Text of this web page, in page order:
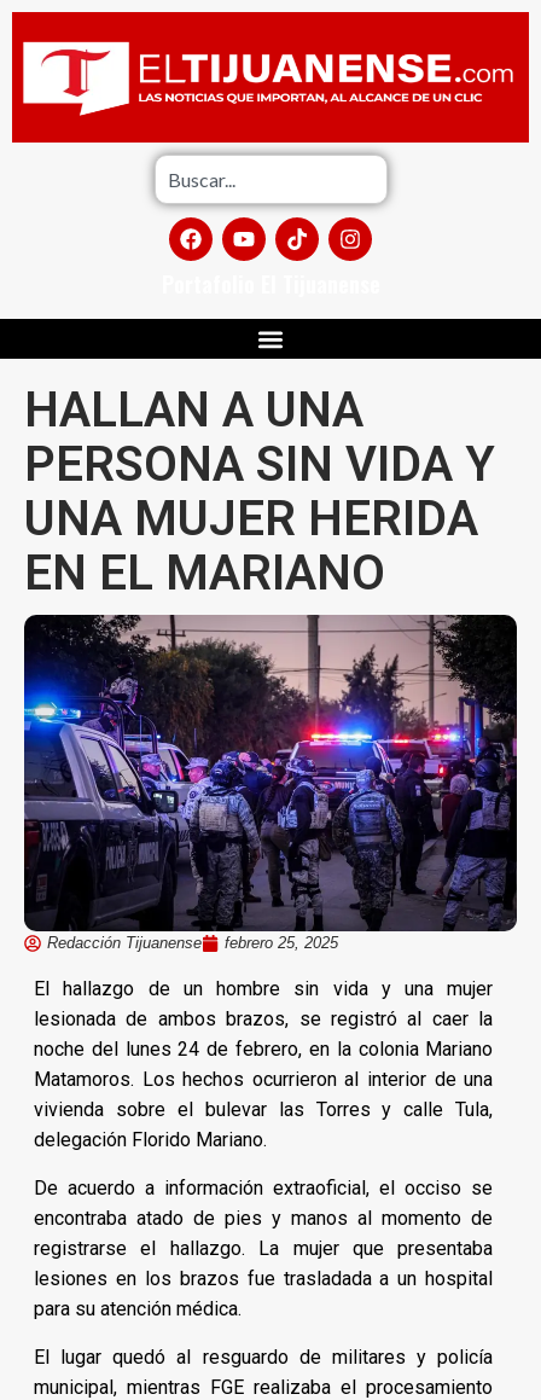
HALLAN A UNA
PERSONA SIN VIDA Y
UNA MUJER HERIDA
EN EL MARIANO
Redacción Tijuanense febrero 25, 2025
El hallazgo de un hombre sin vida y una mujer
lesionada de ambos brazos, se registró al caer la
noche del lunes 24 de febrero, en la colonia Mariano
Matamoros. Los hechos ocurrieron al interior de una
vivienda sobre el bulevar las Torres y calle Tula,
delegación Florido Mariano.
De acuerdo a información extraoficial, el occiso se
encontraba atado de pies y manos al momento de
registrarse el hallazgo. La mujer que presentaba
lesiones en los brazos fue trasladada a un hospital
para su atención médica.
El lugar quedó al resguardo de militares y policía
municipal, mientras FGE realizaba el procesamiento